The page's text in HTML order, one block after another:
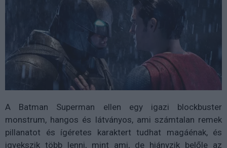
A Batman Superman ellen egy igazi blockbuster
monstrum, hangos és látványos, ami számtalan remek
pillanatot és ígéretes karaktert tudhat magáénak, és
igyekszik több lenni, mint ami, de hiányzik belőle az